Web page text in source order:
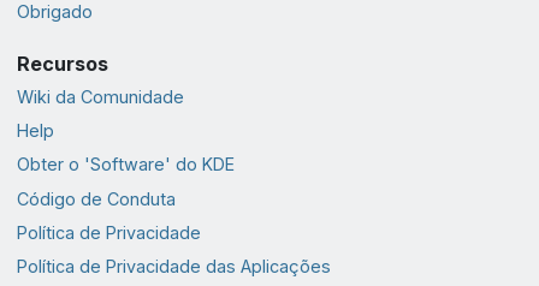
Obrigado
Recursos
Wiki da Comunidade
Help
Obter o 'Software' do KDE
Código de Conduta
Política de Privacidade
Política de Privacidade das Aplicações